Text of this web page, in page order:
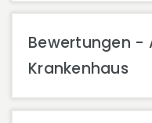
Bewertungen -
Krankenhaus